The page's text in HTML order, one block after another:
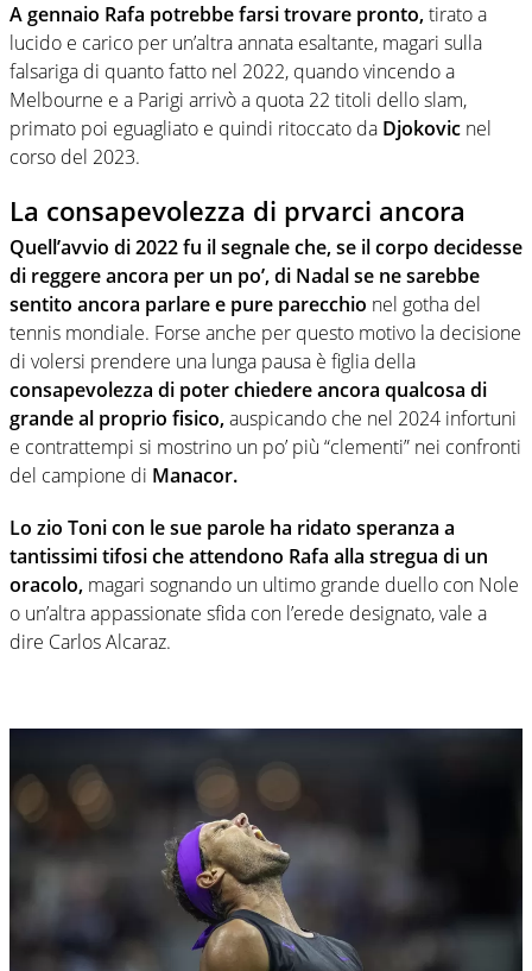
A gennaio Rafa potrebbe farsi trovare pronto,tirato a
lucido e carico per un’altra annata esaltante, magari sulla
falsariga di quanto fatto nel 2022, quando vincendo a
Melbourne e a Parigi arrivò a quota 22 titoli dello slam,
primato poi eguagliato e quindi ritoccato da Djokovic nel
corso del 2023.
La consapevolezza di prvarci ancora
Quell’avvio di 2022 fu il segnale che, se il corpo decidesse
di reggere ancora per un po’, di Nadal se ne sarebbe
sentito ancora parlare e pure parecchio nel gotha del
tennis mondiale. Forse anche per questo motivo la decisione
di volersi prendere una lunga pausa è figlia della
consapevolezza di poter chiedere ancora qualcosa di
grande al proprio fisico,auspicando che nel 2024 infortuni
e contrattempi si mostrino un po’ più “clementi” nei confronti
del campione di Manacor.
Lo zio Toni con le sue parole ha ridato speranza a
tantissimi tifosi che attendono Rafa alla stregua di un
oracolo, magari sognando un ultimo grande duello con Nole
o un’altra appassionate sfida con l’erede designato, vale a
dire Carlos Alcaraz.